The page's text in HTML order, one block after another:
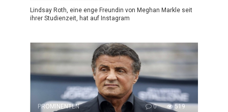
Lindsay Roth, eine enge Freundin von Meghan Markle seit
ihrer Studienzeit, hat auf Instagram
PROMINENTEN 0 519